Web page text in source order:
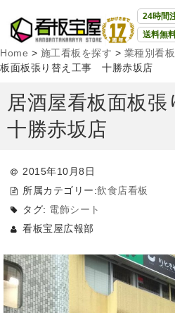
24時間
送料無
Home > 施工看板を探す > 業種別看
板面板張り替え工事 十勝赤坂店
居酒屋看板面板
十勝赤坂店
2015年10月8日
所属カテゴリー:飲食店看板
タグ: 電飾シート
看板宝屋広報部